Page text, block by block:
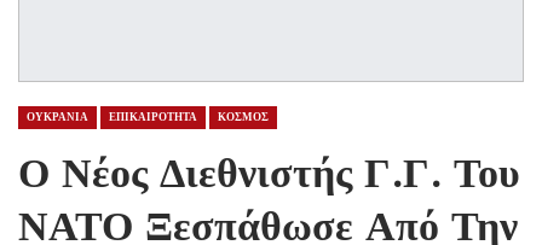
ΟΥΚΡΑΝΙΑ ΕΠΙΚΑΙΡΟΤΗΤΑ ΚΟΣΜΟΣ
Ο Νέος Διεθνιστής Γ.Γ. Του
ΝΑΤΟ Ξεσπάθωσε Από Την